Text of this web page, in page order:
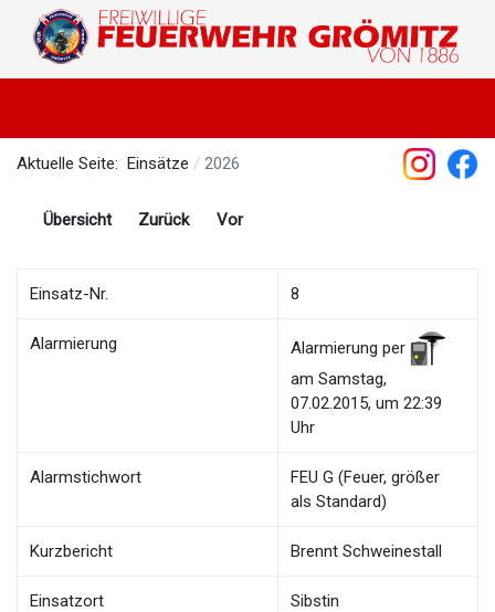
Aktuelle Seite: Einsätze 2026
Übersicht Zurück Vor
Einsatz-Nr. 8
Alarmierung
Alarmierung per
am Samstag,
07.02.2015, um 22:39
Uhr
Alarmstichwort
FEU G (Feuer, größer
als Standard)
Kurzbericht Brennt Schweinestall
Einsatzort Sibstin